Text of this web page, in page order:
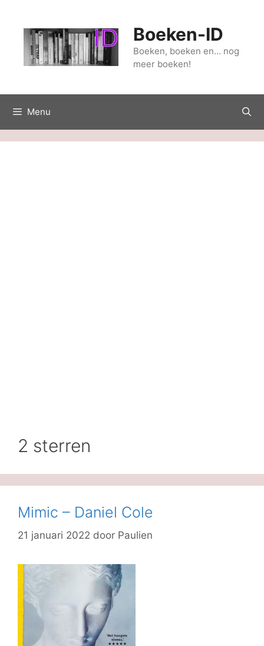
inhoud
Boeken-ID
Boeken, boeken en… nog
meer boeken!
Menu
2 sterren
Mimic – Daniel Cole
21 januari 2022 door Paulien